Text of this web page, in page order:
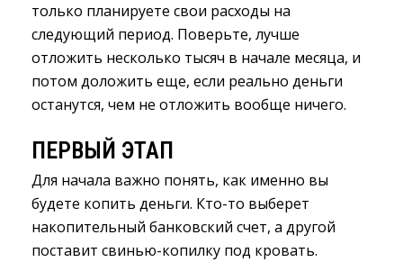
только планируете свои расходы на
следующий период. Поверьте, лучше
отложить несколько тысяч в начале месяца, и
потом доложить еще, если реально деньги
останутся, чем не отложить вообще ничего.
ПЕРВЫЙ ЭТАП
Для начала важно понять, как именно вы
будете копить деньги. Кто-то выберет
накопительный банковский счет, а другой
поставит свинью-копилку под кровать.